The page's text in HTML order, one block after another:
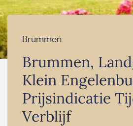
Brummen
Brummen,
Klein
Prijsindicatie
Verblijf